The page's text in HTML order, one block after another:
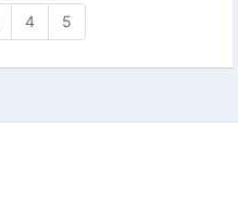
4 5